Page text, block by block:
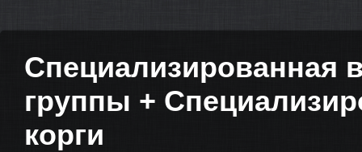
Специализированная
группы +
корги